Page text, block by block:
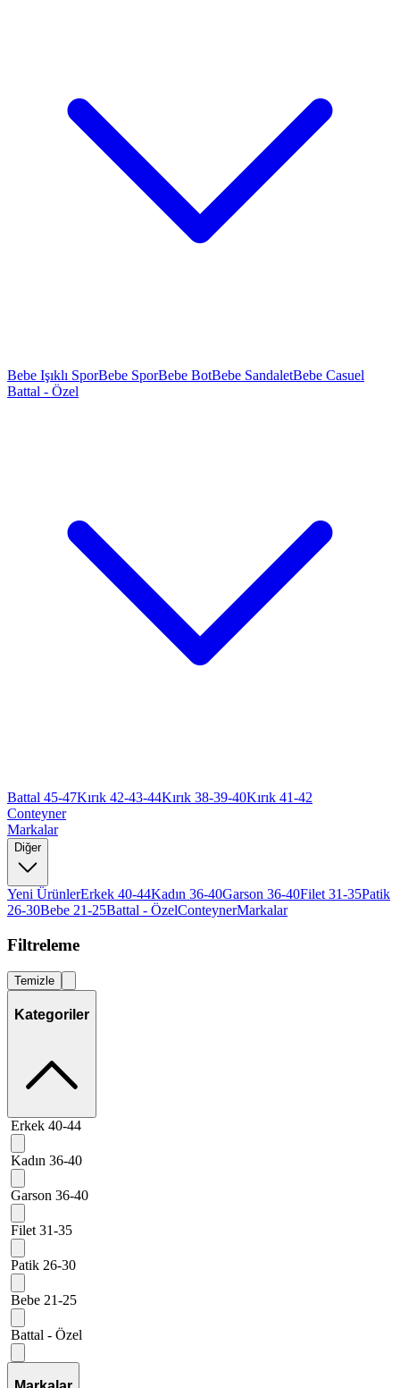
Bebe Işıklı SporBebe SporBebe BotBebe SandaletBebe Casuel
Battal - Özel
Battal 45-47Kırık 42-43-44Kırık 38-39-40Kırık 41-42
Conteyner
Markalar
Diğer
Yeni ÜrünlerErkek 40-44Kadın 36-40Garson 36-40Filet 31-35Patik
26-30Bebe 21-25Battal - ÖzelConteynerMarkalar
Filtreleme
Temizle
Kategoriler
Erkek 40-44
Kadın 36-40
Garson 36-40
Filet 31-35
Patik 26-30
Bebe 21-25
Battal - Özel